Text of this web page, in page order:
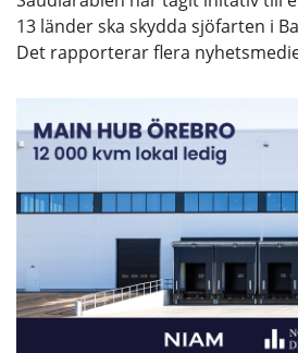
13 länder ska skydda sjöfarten i
Det rapporterar flera